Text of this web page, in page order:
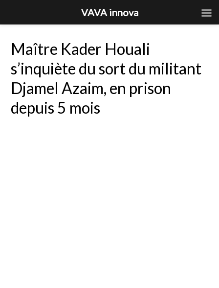
Maître Kader Houali
s’inquiète du sort du militant
Djamel Azaim, en prison
depuis 5 mois
VAVA innova